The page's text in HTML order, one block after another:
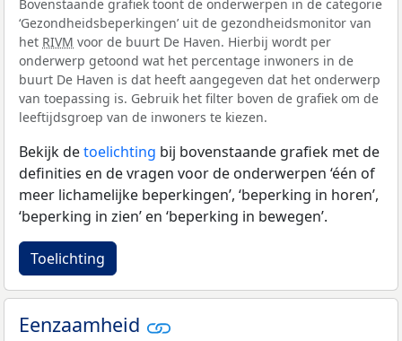
Bovenstaande grafiek toont de onderwerpen in de categorie
‘Gezondheidsbeperkingen’ uit de gezondheidsmonitor van
het RIVM voor de buurt De Haven. Hierbij wordt per
onderwerp getoond wat het percentage inwoners in de
buurt De Haven is dat heeft aangegeven dat het onderwerp
van toepassing is. Gebruik het filter boven de grafiek om de
leeftijdsgroep van de inwoners te kiezen.
Bekijk detoelichting bij bovenstaande grafiek met de
definities en de vragen voor de onderwerpen ‘één of
meer lichamelijke beperkingen’, ‘beperking in horen’,
‘beperking in zien’ en ‘beperking in bewegen’.
Toelichting
Eenzaamheid